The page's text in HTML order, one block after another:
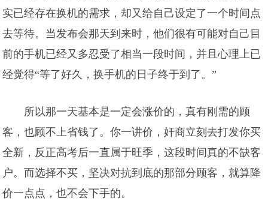
实已经存在换机的需求，却又给自己设定了一个时间点
去等待。当发布会那天到来时，他们很有可能对自己目
前的手机已经又多忍受了相当一段时间，并且心理上已
经觉得“等了好久，换手机的日子终于到了。”
所以那一天基本是一定会涨价的，真有刚需的顾
客，也顾不上省钱了。你一讲价，奸商立刻去打发你买
全新，反正高考后一直属于旺季，这段时间真的不缺客
户。而选择不买，坚决对抗到底的那部分顾客，就算降
价一点点，也不会下手的。